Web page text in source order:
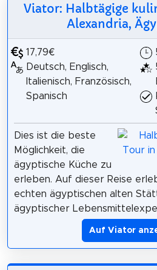
Viator: Halbtägige
Alexandria,
17,79€
Deutsch, Englisch,
Italienisch, Französisch,
Spanisch
Dies ist die beste
Möglichkeit, die
ägyptische Küche zu
erleben. Auf dieser Reise
echten ägyptischen alten
ägyptischer
Auf Viator